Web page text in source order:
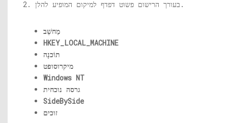
2. בעורך הרישום פשוט דפדף למיקום המופיע להלן.
מַחשֵׁב
HKEY_LOCAL_MACHINE
תוֹכנָה
מיקרוסופט
Windows NT
גרסה נוכחית
SideBySide
זוכים